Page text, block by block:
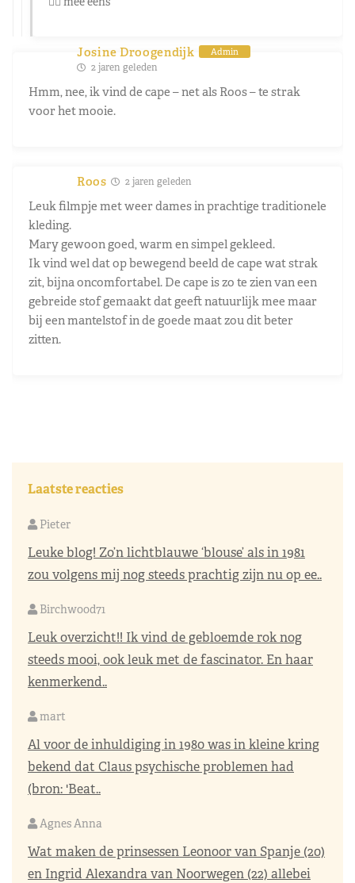
Josine Droogendijk Admin
2 jaren geleden
Hmm, nee, ik vind de cape – net als Roos – te strak
voor het mooie.
Roos 2 jaren geleden
Leuk filmpje met weer dames in prachtige traditionele
kleding.
Mary gewoon goed, warm en simpel gekleed.
Ik vind wel dat op bewegend beeld de cape wat strak
zit, bijna oncomfortabel. De cape is zo te zien van een
gebreide stof gemaakt dat geeft natuurlijk mee maar
bij een mantelstof in de goede maat zou dit beter
zitten.
Laatste reacties
Pieter
Leuke blog! Zo’n lichtblauwe ‘blouse’ als in 1981
zou volgens mij nog steeds prachtig zijn nu op ee..
Birchwood71
Leuk overzicht!! Ik vind de gebloemde rok nog
steeds mooi, ook leuk met de fascinator. En haar
kenmerkend..
mart
Al voor de inhuldiging in 1980 was in kleine kring
bekend dat Claus psychische problemen had
(bron: 'Beat..
Agnes Anna
Wat maken de prinsessen Leonoor van Spanje (20)
en Ingrid Alexandra van Noorwegen (22) allebei